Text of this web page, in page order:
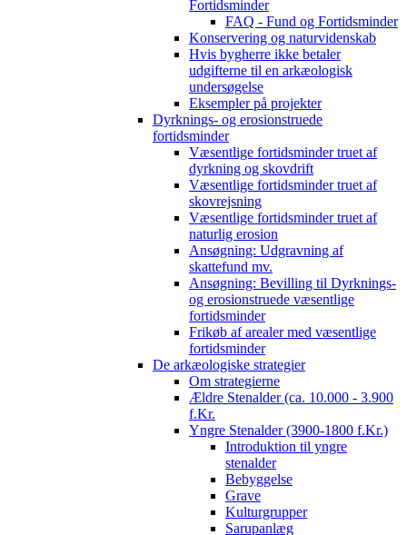
Fortidsminder
FAQ - Fund og Fortidsminder
Konservering og naturvidenskab
Hvis bygherre ikke betaler
udgifterne til en arkæologisk
undersøgelse
Eksempler på projekter
Dyrknings- og erosionstruede
fortidsminder
Væsentlige fortidsminder truet af
dyrkning og skovdrift
Væsentlige fortidsminder truet af
skovrejsning
Væsentlige fortidsminder truet af
naturlig erosion
Ansøgning: Udgravning af
skattefund mv.
Ansøgning: Bevilling til Dyrknings-
og erosionstruede væsentlige
fortidsminder
Frikøb af arealer med væsentlige
fortidsminder
De arkæologiske strategier
Om strategierne
Ældre Stenalder (ca. 10.000 - 3.900
f.Kr.
Yngre Stenalder (3900-1800 f.Kr.)
Introduktion til yngre
stenalder
Bebyggelse
Grave
Kulturgrupper
Sarupanlæg